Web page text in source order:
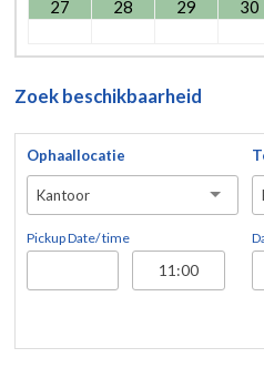
27
28 29 30
Zoek beschikbaarheid
Ophaallocatie
Kantoor
Pickup Date/ time